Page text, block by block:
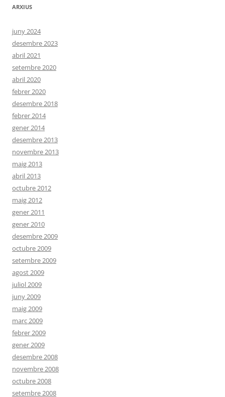
ARXIUS
juny 2024
desembre 2023
abril 2021
setembre 2020
abril 2020
febrer 2020
desembre 2018
febrer 2014
gener 2014
desembre 2013
novembre 2013
maig 2013
abril 2013
octubre 2012
maig 2012
gener 2011
gener 2010
desembre 2009
octubre 2009
setembre 2009
agost 2009
juliol 2009
juny 2009
maig 2009
març 2009
febrer 2009
gener 2009
desembre 2008
novembre 2008
octubre 2008
setembre 2008